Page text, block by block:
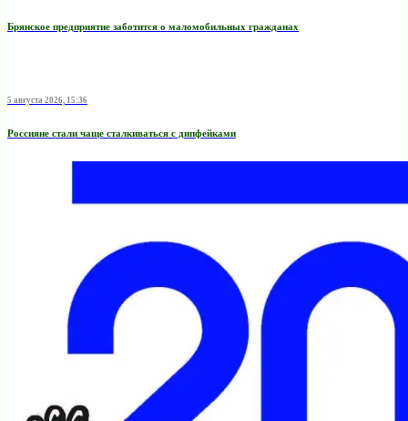
Брянское предприятие заботится о маломобильных гражданах
5 августа 2026, 15:36
Россияне стали чаще сталкиваться с дипфейками